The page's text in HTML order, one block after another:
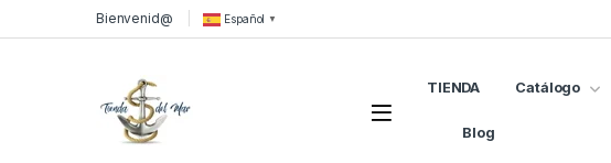
Skip to navigation
Skip to contentBienvenid@ Español ▼
Open
TIENDA Catálogo
Blog